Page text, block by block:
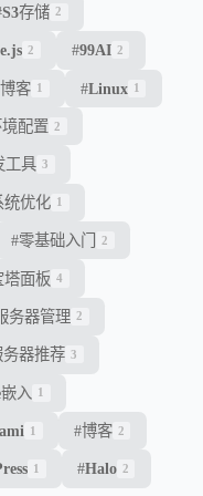
S3存储 2
2 #99AI 2
客 1 #Linux 1
配置 2
工具 3
统优化 1
#零基础入门 2
塔面板 4
务器管理 2
务器推荐 3
入 1
1 #博客 2
1 #Halo 2